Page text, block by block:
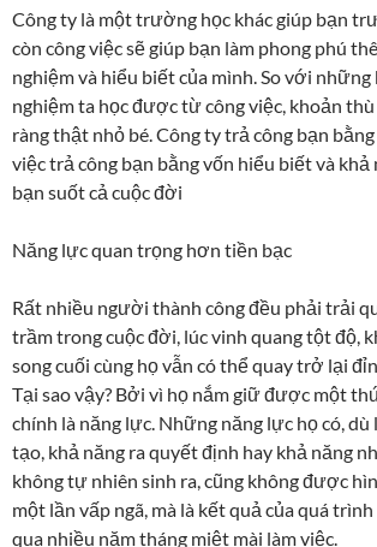
Công ty là một trường học khác giúp bạn
còn công việc sẽ giúp bạn làm phong phú
nghiệm và hiểu biết của mình. So với những
nghiệm ta học được từ công việc, khoản
ràng thật nhỏ bé. Công ty trả công bạn
việc trả công bạn bằng vốn hiểu biết và
bạn suốt cả cuộc đời
Năng lực quan trọng hơn tiền bạc
Rất nhiều người thành công đều phải trải
trầm trong cuộc đời, lúc vinh quang tột độ,
song cuối cùng họ vẫn có thể quay trở lại
Tại sao vậy? Bởi vì họ nắm giữ được một
chính là năng lực. Những năng lực họ có, dù
tạo, khả năng ra quyết định hay khả năng
không tự nhiên sinh ra, cũng không được
một lần vấp ngã, mà là kết quả của quá
qua nhiều năm tháng miệt mài làm việc.